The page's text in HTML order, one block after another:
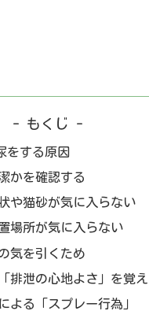
- もくじ -
をする原因
かを確認する
や猫砂が気に入らない
場所が気に入らない
気を引くため
排泄の心地よさ」を覚
よる「スプレー行為」